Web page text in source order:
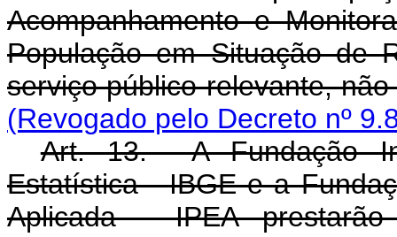
Acompanhamento e
População em Situação de
serviço público relevante,
(Revogado pelo Decreto nº
Art. 13. A Fundação
Estatística - IBGE e a
Aplicada - IPEA